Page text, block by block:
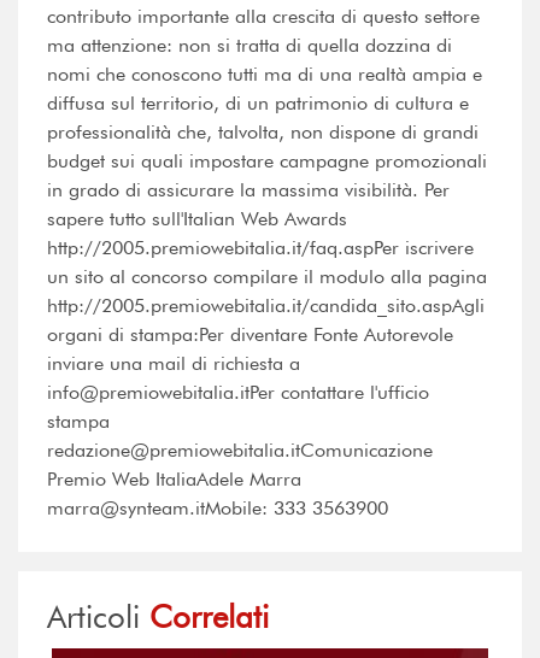
contributo importante alla crescita di questo settore
ma attenzione: non si tratta di quella dozzina di
nomi che conoscono tutti ma di una realtà ampia e
diffusa sul territorio, di un patrimonio di cultura e
professionalità che, talvolta, non dispone di grandi
budget sui quali impostare campagne promozionali
in grado di assicurare la massima visibilità. Per
sapere tutto sull'Italian Web Awards
http://2005.premiowebitalia.it/faq.aspPer iscrivere
un sito al concorso compilare il modulo alla pagina
http://2005.premiowebitalia.it/candida_sito.aspAgli
organi di stampa:Per diventare Fonte Autorevole
inviare una mail di richiesta a
info@premiowebitalia.itPer contattare l'ufficio
stampa
redazione@premiowebitalia.itComunicazione
Premio Web ItaliaAdele Marra
marra@synteam.itMobile: 333 3563900
Articoli Correlati